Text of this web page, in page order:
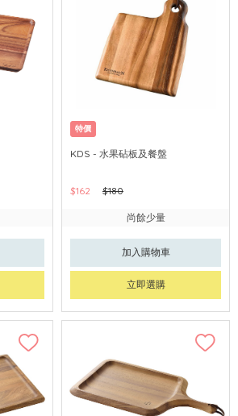
特價
KDS - 水果砧板及餐盤
$162 $180
尚餘少量
加入購物車
立即選購